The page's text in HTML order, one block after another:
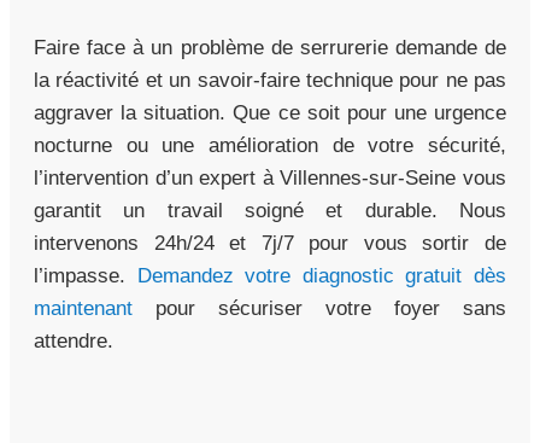
Faire face à un problème de serrurerie demande de
la réactivité et un savoir-faire technique pour ne pas
aggraver la situation. Que ce soit pour une urgence
nocturne ou une amélioration de votre sécurité,
l’intervention d’un expert à Villennes-sur-Seine vous
garantit un travail soigné et durable. Nous
intervenons 24h/24 et 7j/7 pour vous sortir de
l’impasse. Demandez votre diagnostic gratuit dès
maintenant pour sécuriser votre foyer sans
attendre.